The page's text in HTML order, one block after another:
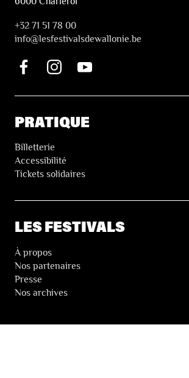
+32 71 51 78 00
info@lesfestivalsdewallonie.be
PRATIQUE
Billetterie
Accessibilité
Tickets solidaires
LES FESTIVALS
À propos
Nos partenaires
Presse
Nos archives